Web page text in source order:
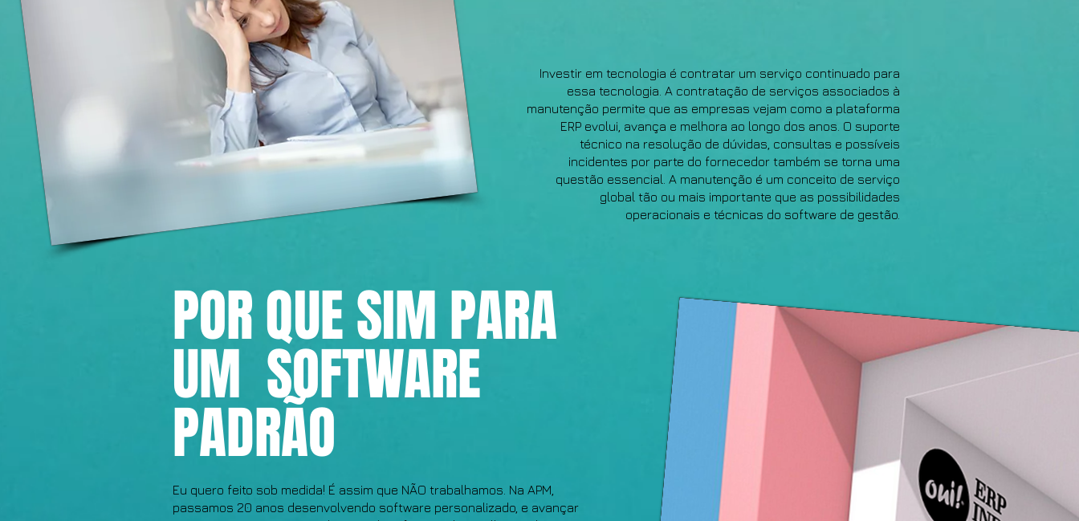
Investir em tecnologia é contratar um serviço continuado para
essa tecnologia. A contratação de serviços associados à
manutenção permite que as empresas vejam como a plataforma
ERP evolui, avança e melhora ao longo dos anos. O suporte
técnico na resolução de dúvidas, consultas e possíveis
incidentes por parte do fornecedor também se torna uma
questão essencial. A manutenção é um conceito de serviço
global tão ou mais importante que as possibilidades
operacionais e técnicas do software de gestão.
POR QUE SIM PARA
UM SOFTWARE
PADRÃO
Eu quero feito sob medida! É assim que NÃO trabalhamos. Na APM,
passamos 20 anos desenvolvendo software personalizado, e avançar